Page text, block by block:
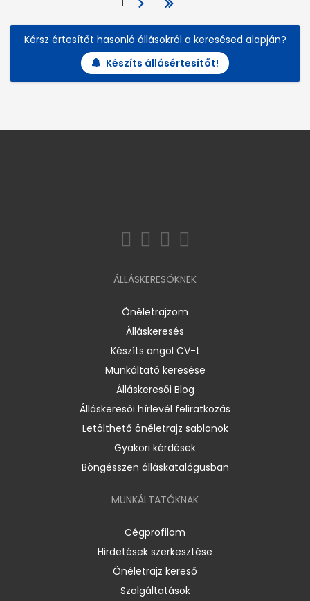
1
Kérsz értesítőt hasonló állásokról a keresésed alapján?
Készíts állásértesítőt!
ÁLLÁSKERESŐKNEK
Önéletrajzom
Álláskeresés
Készíts angol CV-t
Munkáltató keresése
Álláskeresői Blog
Álláskeresői hírlevél feliratkozás
Letölthető önéletrajz sablonok
Gyakori kérdések
Böngésszen álláskatalógusban
MUNKÁLTATÓKNAK
Cégprofilom
Hirdetések szerkesztése
Önéletrajz kereső
Szolgáltatások